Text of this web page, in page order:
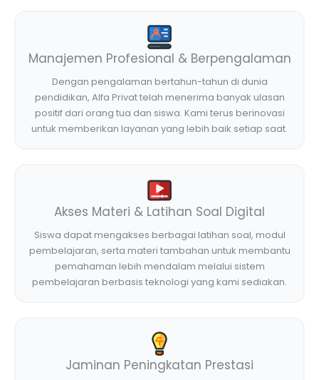
Manajemen Profesional & Berpengalaman
Dengan pengalaman bertahun-tahun di dunia
pendidikan, Alfa Privat telah menerima banyak ulasan
positif dari orang tua dan siswa. Kami terus berinovasi
untuk memberikan layanan yang lebih baik setiap saat.
Akses Materi & Latihan Soal Digital
Siswa dapat mengakses berbagai latihan soal, modul
pembelajaran, serta materi tambahan untuk membantu
pemahaman lebih mendalam melalui sistem
pembelajaran berbasis teknologi yang kami sediakan.
Jaminan Peningkatan Prestasi